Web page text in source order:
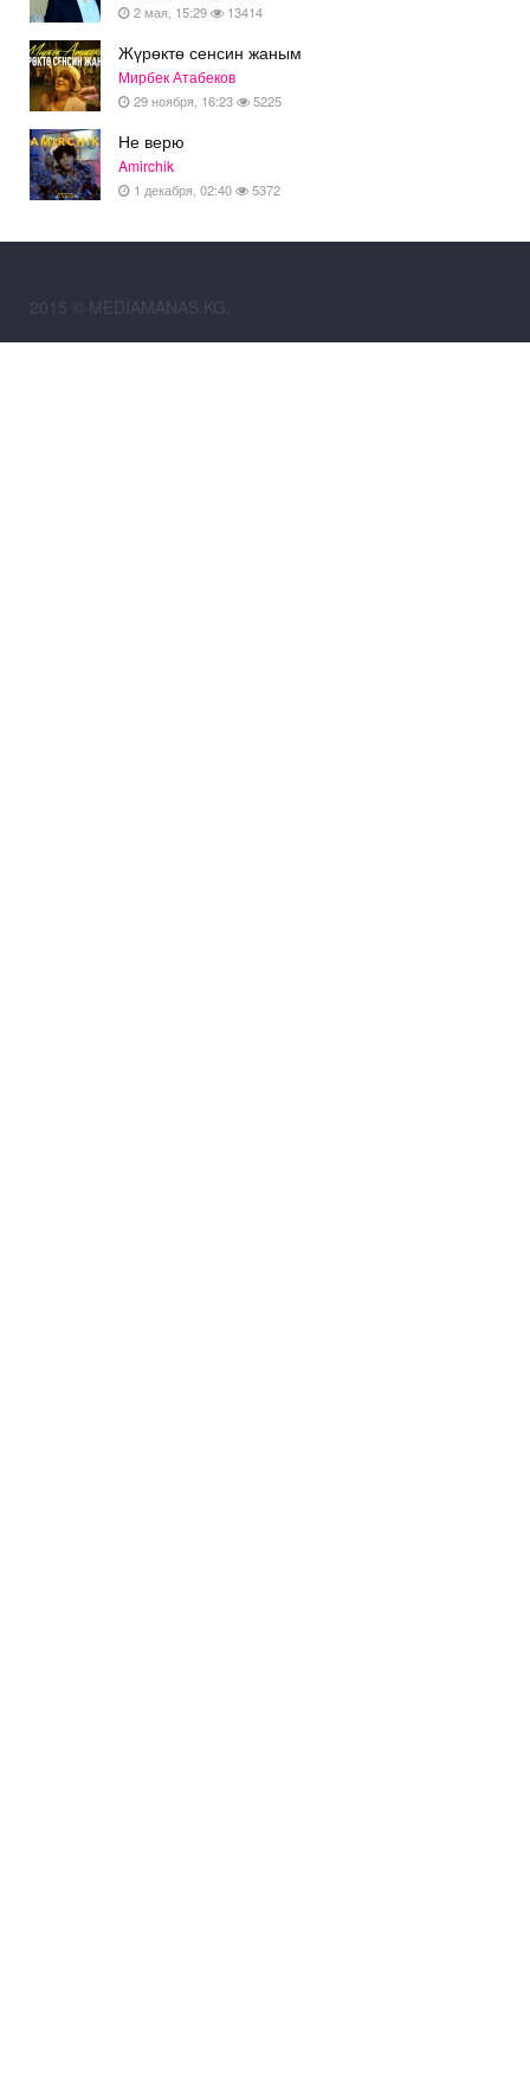
2 мая, 15:29 13414
Жүрөктө сенсин жаным
Мирбек Атабеков
29 ноября, 16:23 5225
Не верю
Amirchik
1 декабря, 02:40 5372
2015 © MEDIAMANAS.KG.